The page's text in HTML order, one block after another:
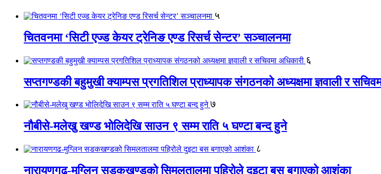
५
चितवनमा ‘सिटी एज्ड केयर ट्रेनिङ एण्ड रिसर्च सेन्टर’ सञ्चालनमा
६
सप्तगण्डकी बहुमुखी क्याम्पस प्रगतिशिल प्राध्यापक संगठनको अध्यक्षमा ज्ञवाली र
७
नौबीसे-मलेखु खण्ड भोलिदेखि साउन ९ सम्म राति ५ घण्टा बन्द हुने
८
नारायणगढ-मुग्लिन सडकखण्डको सिमलतालमा पहिरोले दुइटा बस बगाएको आशंका